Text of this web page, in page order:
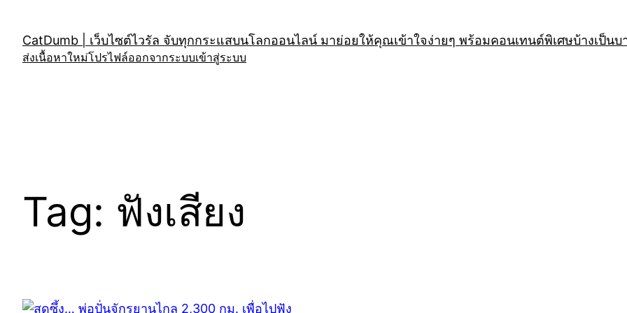
content
CatDumb | เว็บไซต์ไวรัล จับทุกกระแสบนโลกออนไลน์ มาย่อยให้คุณเข้าใจง่ายๆ พร้อมคอนเทนต์พิเศษบ้างเป็นบา
ส่งเนื้อหาใหม่โปรไฟล์ออกจากระบบเข้าสู่ระบบ
Tag: ฟังเสียง